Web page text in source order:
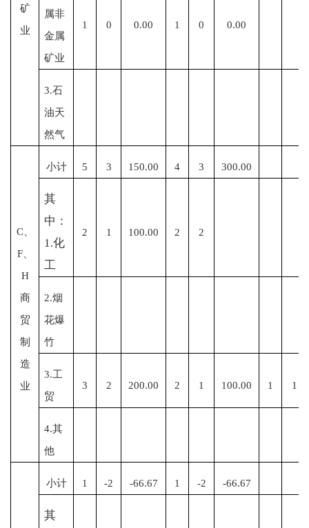
矿
业
属非
金属
矿业
1 0 0.00 1 0 0.00
3.石
油天
然气
C、
F、
H
商
贸
制
造
业
小计 5 3 150.00 4 3 300.00
其
中：
1.化
工
2 1 100.00 2 2
2.烟
花爆
竹
3.工
贸
3 2 200.00 2 1 100.00 1 1
4.其
他
小计 1 -2 -66.67 1 -2 -66.67
其